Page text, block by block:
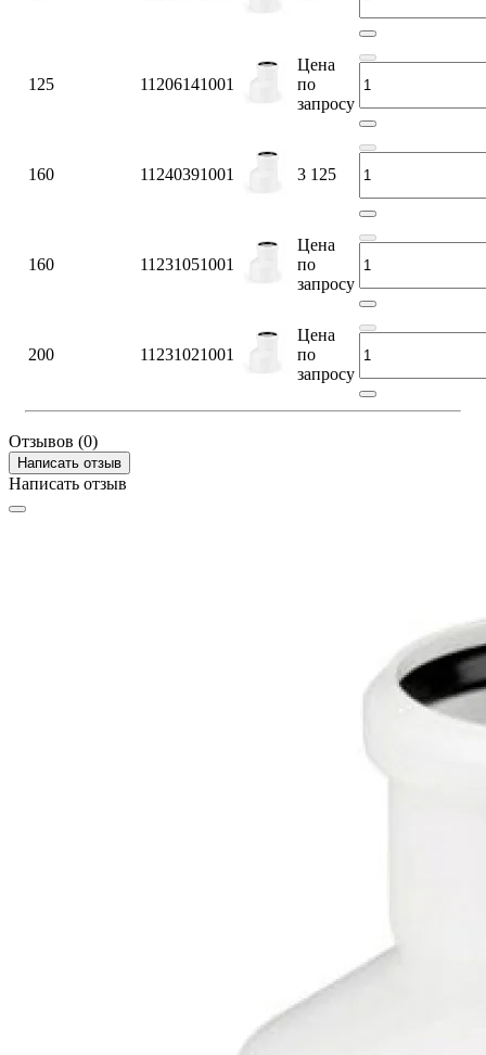
125 11206141001
Цена
по
запросу
160 11240391001 3 125
160 11231051001
Цена
по
запросу
200 11231021001
Цена
по
запросу
Отзывов (0)
Написать отзыв
Написать отзыв